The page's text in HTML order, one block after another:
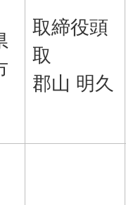
取締役頭
取
郡山 明久